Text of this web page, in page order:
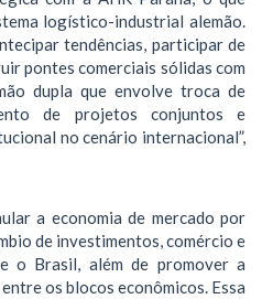
logístico-industrial alemão.
tendências, participar de
pontes comerciais sólidas com
dupla que envolve troca de
de projetos conjuntos e
no cenário internacional”,
a economia de mercado por
de investimentos, comércio e
o Brasil, além de promover a
os blocos econômicos. Essa